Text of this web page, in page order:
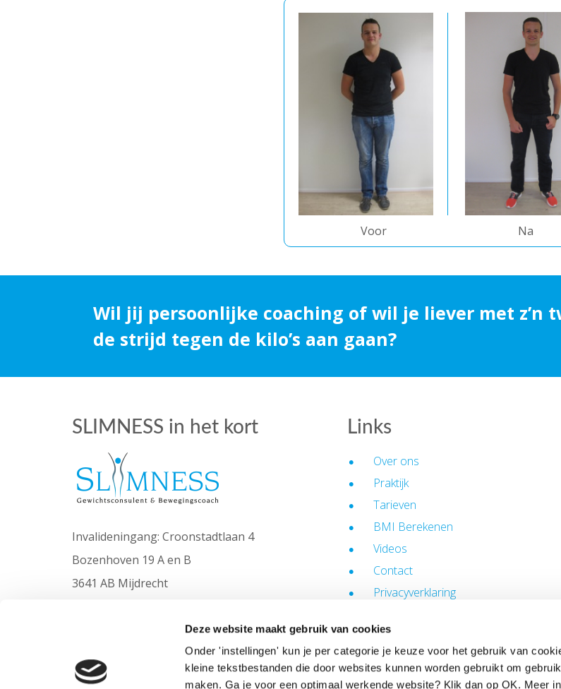
Deze website maakt gebruik van cookies
Onder 'instellingen' kun je per categorie je keuze voor het gebruik van
kleine tekstbestanden die door websites kunnen worden gebruikt om
maken. Ga je voor een optimaal werkende website? Klik dan op OK. Meer
Voor Na
Wil jij persoonlijke coaching of wil je liever met z’n
de strijd tegen de kilo’s aan gaan?
SLIMNESS in het kort
Invalideningang: Croonstadtlaan 4
Bozenhoven 19 A en B
3641 AB Mijdrecht
Links
Over ons
Praktijk
Tarieven
BMI Berekenen
Videos
Contact
Privacyverklaring
Algemene voorwaarden